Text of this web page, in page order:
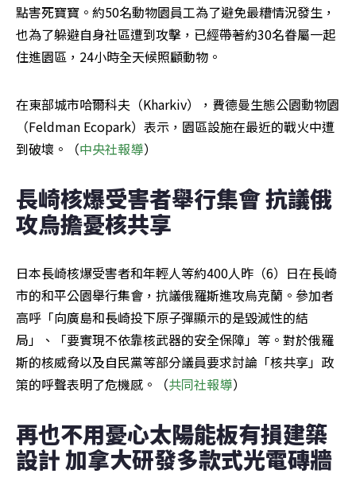
點害死寶寶。約50名動物園員工為了避免最糟情況發生，
也為了躲避自身社區遭到攻擊，已經帶著約30名眷屬一起
住進園區，24小時全天候照顧動物。
在東部城市哈爾科夫（Kharkiv），費德曼生態公園動物園
（Feldman Ecopark）表示，園區設施在最近的戰火中遭
到破壞。（中央社報導）
長崎核爆受害者舉行集會 抗議俄
攻烏擔憂核共享
日本長崎核爆受害者和年輕人等約400人昨（6）日在長崎
市的和平公園舉行集會，抗議俄羅斯進攻烏克蘭。參加者
高呼「向廣島和長崎投下原子彈顯示的是毀滅性的結
局」、「要實現不依靠核武器的安全保障」等。對於俄羅
斯的核威脅以及自民黨等部分議員要求討論「核共享」政
策的呼聲表明了危機感。（共同社報導）
再也不用憂心太陽能板有損建築
設計 加拿大研發多款式光電磚牆